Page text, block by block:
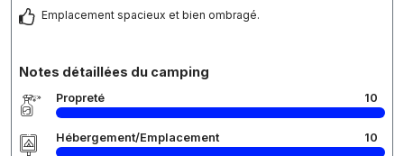
Emplacement spacieux et bien ombragé.
Notes détaillées du camping
Propreté 10
Hébergement/Emplacement 10